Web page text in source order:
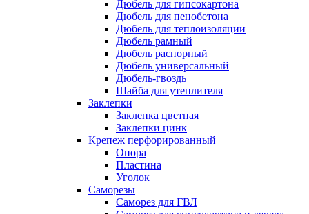
Дюбель для гипсокартона
Дюбель для пенобетона
Дюбель для теплоизоляции
Дюбель рамный
Дюбель распорный
Дюбель универсальный
Дюбель-гвоздь
Шайба для утеплителя
Заклепки
Заклепка цветная
Заклепки цинк
Крепеж перфорированный
Опора
Пластина
Уголок
Саморезы
Саморез для ГВЛ